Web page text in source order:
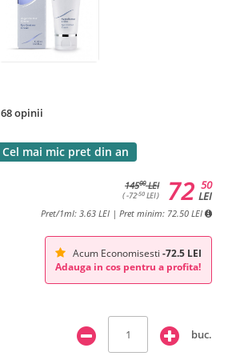
68 opinii
Cel mai mic pret din an
14500LEI
( -72-50 LEI )
50
LEI
72
Pret/1ml: 3.63 LEI | Pret minim: 72.50 LEI
Acum Economisesti -72.5 LEI
Adauga in cos pentru a profita!
buc.